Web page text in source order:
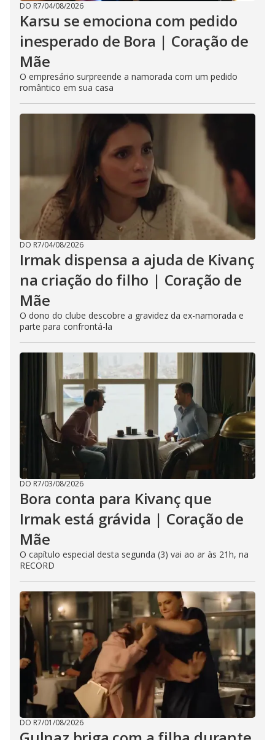
DO R7/04/08/2026
Karsu se emociona com pedido
inesperado de Bora | Coração de
Mãe
O empresário surpreende a namorada com um pedido
romântico em sua casa
DO R7/04/08/2026
Irmak dispensa a ajuda de Kivanç
na criação do filho | Coração de
Mãe
O dono do clube descobre a gravidez da ex-namorada e
parte para confrontá-la
DO R7/03/08/2026
Bora conta para Kivanç que
Irmak está grávida | Coração de
Mãe
O capítulo especial desta segunda (3) vai ao ar às 21h, na
RECORD
DO R7/01/08/2026